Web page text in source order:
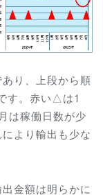
り、上段から順
す。赤い△は1
は稼働日数が少
より輸出も少な
金額は明らかに